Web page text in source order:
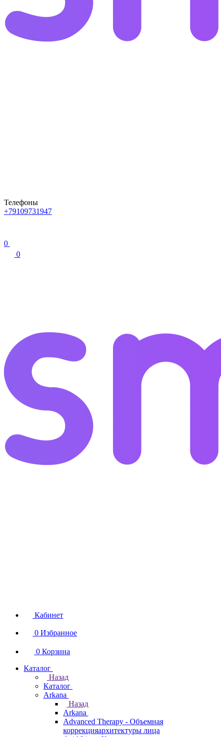
Телефоны
+79109731947
0
0
Кабинет
0 Избранное
0 Корзина
Каталог
Назад
Каталог
Arkana
Назад
Arkana
Advanced Therapy - Объемная
коррекцияархитектуры лица